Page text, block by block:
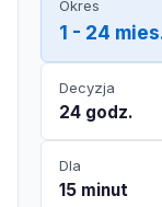
Okres
1 - 24
Decyzja
24 godz.
Dla
15 minut